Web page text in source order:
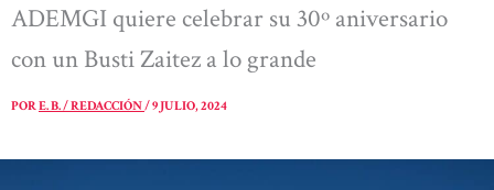
ADEMGI quiere celebrar su 30º aniversario
con un Busti Zaitez a lo grande
PORE. B. / REDACCIÓN/9 JULIO, 2024